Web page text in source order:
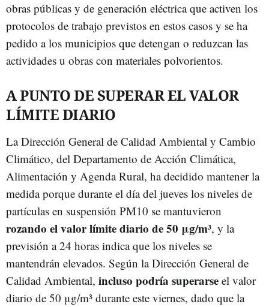
obras públicas y de generación eléctrica que activen los
protocolos de trabajo previstos en estos casos y se ha
pedido a los municipios que detengan o reduzcan las
actividades u obras con materiales polvorientos.
A PUNTO DE SUPERAR EL VALOR
LÍMITE DIARIO
La Dirección General de Calidad Ambiental y Cambio
Climático, del Departamento de Acción Climática,
Alimentación y Agenda Rural, ha decidido mantener la
medida porque durante el día del jueves los niveles de
partículas en suspensión PM10 se mantuvieron
rozando el valor límite diario de 50 μg/m³, y la
previsión a 24 horas indica que los niveles se
mantendrán elevados. Según la Dirección General de
Calidad Ambiental, incluso podría superarse el valor
diario de 50 μg/m³ durante este viernes, dado que la